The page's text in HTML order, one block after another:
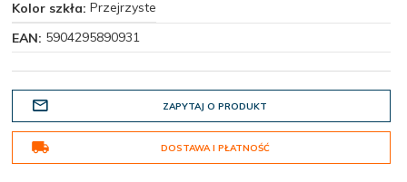
Kolor szkła: Przejrzyste
EAN: 5904295890931
ZAPYTAJ O PRODUKT
DOSTAWA I PŁATNOŚĆ